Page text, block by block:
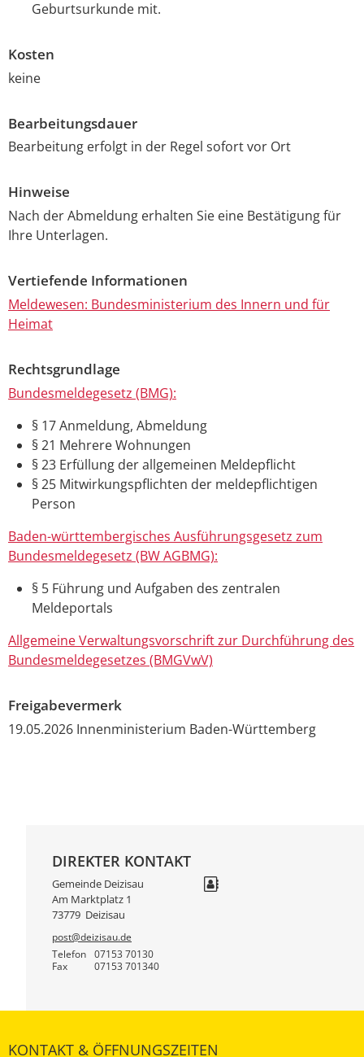
Geburtsurkunde mit.
Kosten
keine
Bearbeitungsdauer
Bearbeitung erfolgt in der Regel sofort vor Ort
Hinweise
Nach der Abmeldung erhalten Sie eine Bestätigung für
Ihre Unterlagen.
Vertiefende Informationen
Meldewesen: Bundesministerium des Innern und für
Heimat
Rechtsgrundlage
Bundesmeldegesetz (BMG):
§ 17 Anmeldung, Abmeldung
§ 21 Mehrere Wohnungen
§ 23 Erfüllung der allgemeinen Meldepflicht
§ 25 Mitwirkungspflichten der meldepflichtigen
Person
Baden-württembergisches Ausführungsgesetz zum
Bundesmeldegesetz (BW AGBMG):
§ 5 Führung und Aufgaben des zentralen
Meldeportals
Allgemeine Verwaltungsvorschrift zur Durchführung des
Bundesmeldegesetzes (BMGVwV)
Freigabevermerk
19.05.2026 Innenministerium Baden-Württemberg
DIREKTER KONTAKT
Gemeinde Deizisau
Am Marktplatz 1
73779 Deizisau
post@deizisau.de
Telefon
07153 70130
Fax 07153 701340
KONTAKT & ÖFFNUNGSZEITEN